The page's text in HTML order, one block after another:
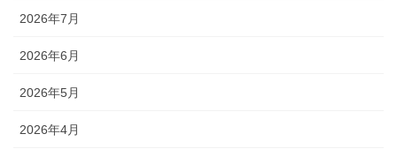
2026年7月
2026年6月
2026年5月
2026年4月